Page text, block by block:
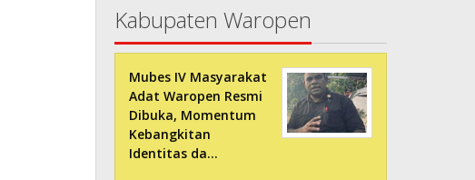
Kabupaten Waropen
Mubes IV Masyarakat
Adat Waropen Resmi
Dibuka, Momentum
Kebangkitan
Identitas da…